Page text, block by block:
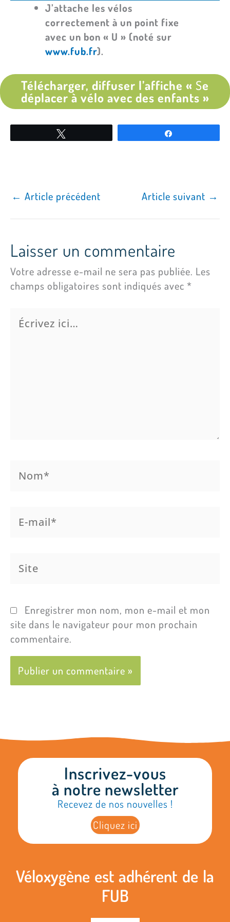
J’attache les vélos
correctement à un point fixe
avec un bon « U » (noté sur
www.fub.fr).
Télécharger, diffuser l’affiche « Se
déplacer à vélo avec des enfants »
← Article précédent Article suivant →
Laisser un commentaire
Votre adresse e-mail ne sera pas publiée. Les
champs obligatoires sont indiqués avec *
Écrivez
ici…
mail*
Enregistrer mon nom, mon e-mail et mon
site dans le navigateur pour mon prochain
commentaire.
Inscrivez-vous
à notre newsletter
Recevez de nos nouvelles !
Cliquez ici
Véloxygène est adhérent de la
FUB